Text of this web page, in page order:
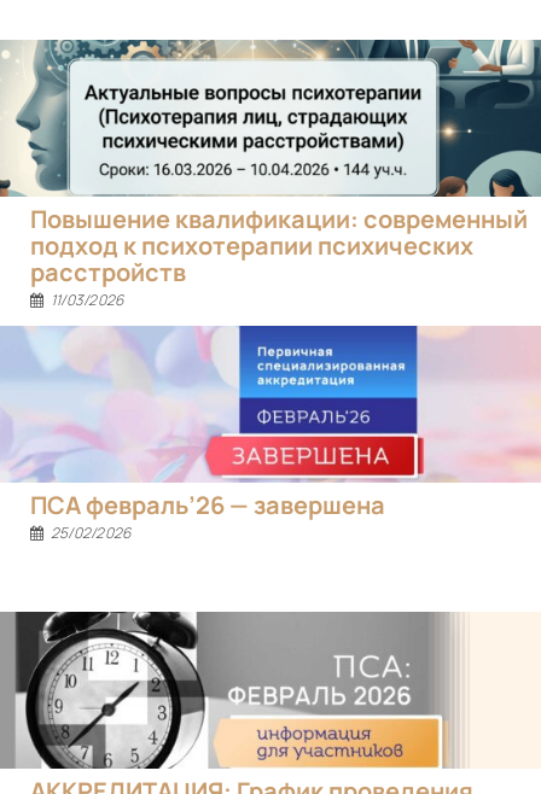
Повышение квалификации: современный
подход к психотерапии психических
расстройств
11/03/2026
ПСА февраль’26 — завершена
25/02/2026